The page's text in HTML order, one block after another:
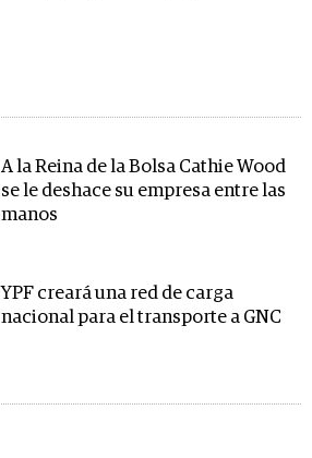
A la Reina de la Bolsa Cathie Wood
se le deshace su empresa entre las
manos
YPF creará una red de carga
nacional para el transporte a GNC